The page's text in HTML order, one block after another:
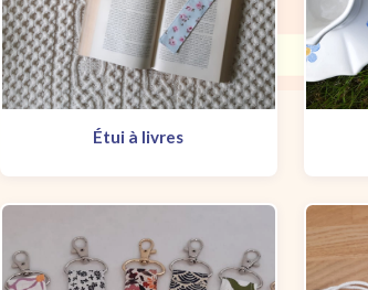
Étui à livres